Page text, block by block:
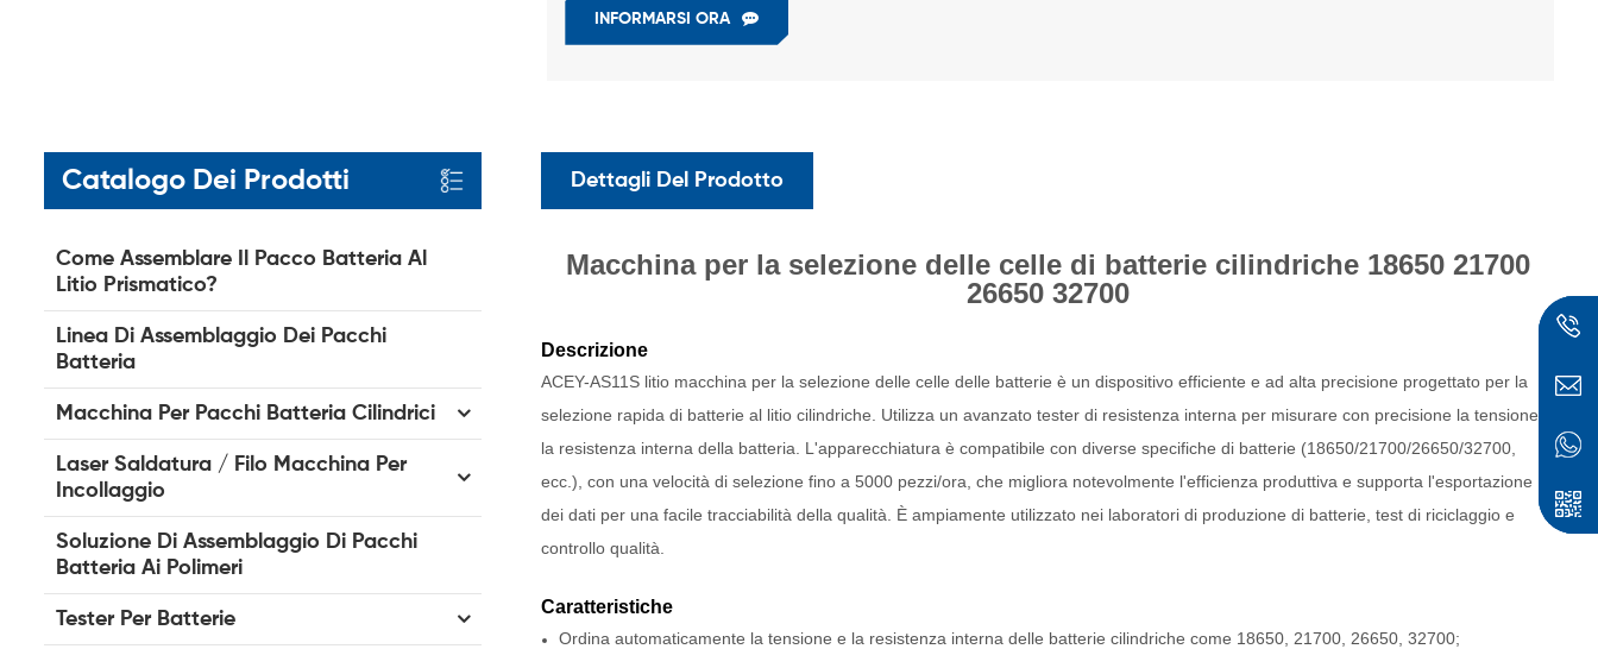
INFORMARSI ORA
Catalogo Dei Prodotti
Come Assemblare Il Pacco Batteria Al
Litio Prismatico?
Linea Di Assemblaggio Dei Pacchi
Batteria
Macchina Per Pacchi Batteria Cilindrici
Laser Saldatura / Filo Macchina Per
Incollaggio
Soluzione Di Assemblaggio Di Pacchi
Batteria Ai Polimeri
Tester Per Batterie
Dettagli Del Prodotto
Macchina per la selezione delle celle di batterie cilindriche 18650 21700
26650 32700
Descrizione
ACEY-AS11S litio macchina per la selezione delle celle delle batterieè un dispositivo efficiente e ad alta precisione progettato per la
selezione rapida di batterie al litio cilindriche. Utilizza un avanzato tester di resistenza interna per misurare con precisione la tensione e
la resistenza interna della batteria. L'apparecchiatura è compatibile con diverse specifiche di batterie (18650/21700/26650/32700,
ecc.), con una velocità di selezione fino a 5000 pezzi/ora, che migliora notevolmente l'efficienza produttiva e supporta l'esportazione
dei dati per una facile tracciabilità della qualità. È ampiamente utilizzato nei laboratori di produzione di batterie, test di riciclaggio e
controllo qualità.
Caratteristiche
Ordina automaticamente la tensione e la resistenza interna delle batterie cilindriche come 18650, 21700, 26650, 32700;